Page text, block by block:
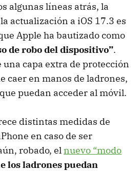
algunas líneas atrás, la
actualización a iOS 17.3 es
Apple ha bautizado como
de robo del dispositivo”.
capa extra de protección
caer en manos de ladrones,
puedan acceder al móvil.
distintas medidas de
en caso de ser
robado, el nuevo “modo
los ladrones puedan